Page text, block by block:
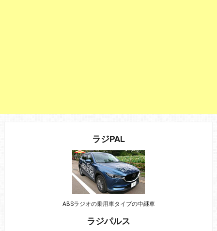
ラジPAL
ABSラジオの乗用車タイプの中継車
ラジパルス